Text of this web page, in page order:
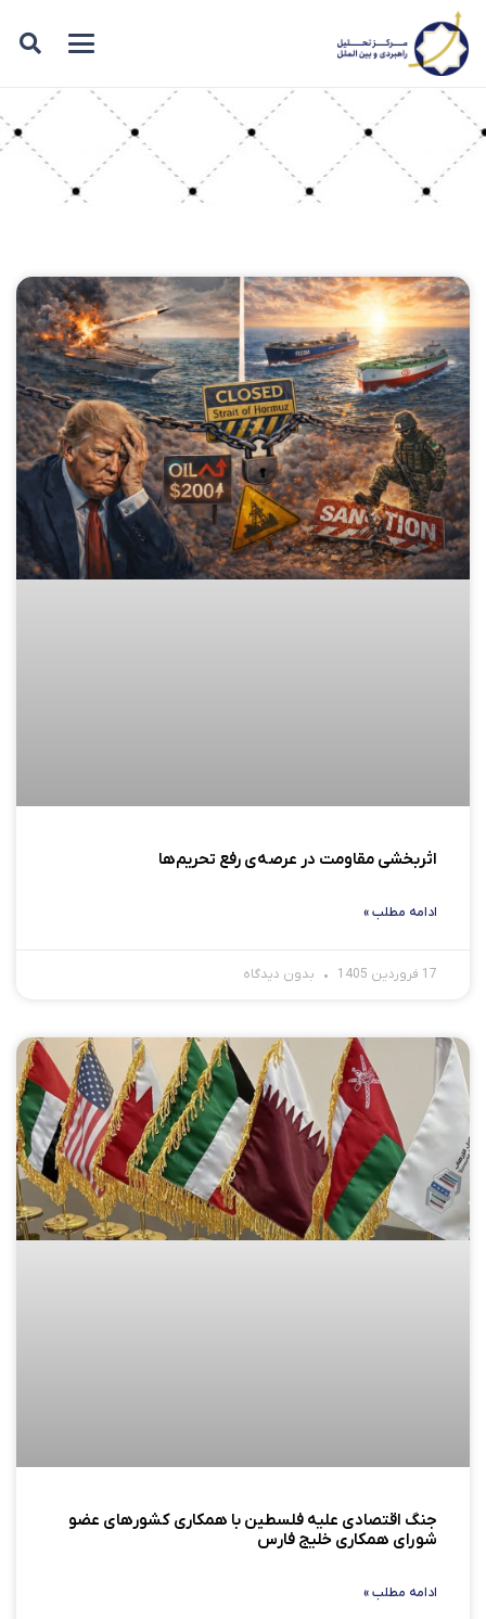
برچسب: مقاومت
اثربخشی مقاومت در عرصه‌ی رفع تحریم‌ها
ادامه مطلب »
17 فروردین 1405 بدون دیدگاه
جنگ اقتصادی علیه فلسطین با همکاری کشورهای عضو
شورای همکاری خلیج فارس
ادامه مطلب »